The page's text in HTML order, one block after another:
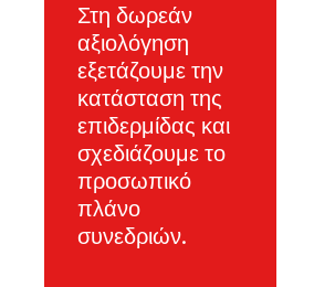
Στη δωρεάν
αξιολόγηση
εξετάζουμε την
κατάσταση της
επιδερμίδας και
σχεδιάζουμε το
προσωπικό
πλάνο
συνεδριών.